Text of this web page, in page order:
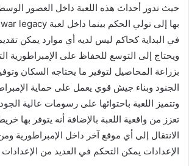
حيث تدور أحداث هذه اللعبة داخل العصور
في البداية كحاكم ليس لديه أي موارد يمكن
ويحتاج إلى التوسع للحفاظ على الإمبراطورية
بزراعة المحاصيل لتوفير ما يحتاجه السكان
الجنود وبناء جيش قوي يعمل على حماية
وتتميز اللعبة باحتوائها على رسومات عالية
تعزز من واقعية اللعبة بالإضافة أنه يتوفر بها
الانتقال إلى أي موقع آخر داخل الإمبراطورية
الإعدادات يمكن التحكم في العديد من الإعدادات